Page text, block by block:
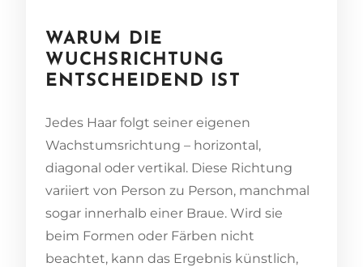
WARUM DIE
WUCHSRICHTUNG
ENTSCHEIDEND IST
Jedes Haar folgt seiner eigenen
Wachstumsrichtung – horizontal,
diagonal oder vertikal. Diese Richtung
variiert von Person zu Person, manchmal
sogar innerhalb einer Braue. Wird sie
beim Formen oder Färben nicht
beachtet, kann das Ergebnis künstlich,